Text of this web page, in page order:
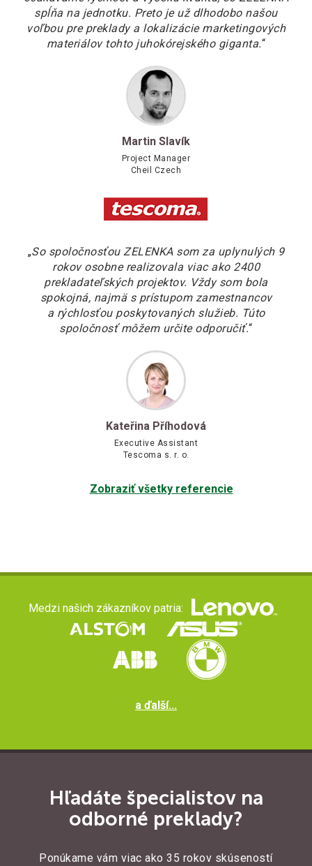
spĺňa na jednotku. Preto je už dlhodobo našou
voľbou pre preklady a lokalizácie marketingových
materiálov tohto juhokórejského giganta.“
Martin Slavík
Project Manager
Cheil Czech
„So spoločnosťou ZELENKA som za uplynulých 9
rokov osobne realizovala viac ako 2400
prekladateľských projektov. Vždy som bola
spokojná, najmä s prístupom zamestnancov
a rýchlosťou poskytovaných služieb. Túto
spoločnosť môžem určite odporučiť.“
Kateřina Příhodová
Executive Assistant
Tescoma s. r. o.
Zobraziť všetky referencie
Medzi našich zákazníkov patria:
a ďalší...
Hľadáte špecialistov na
odborné preklady?
Ponúkame vám viac ako 35 rokov skúseností